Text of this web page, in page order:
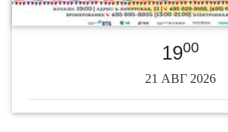
1900
21 АВГ 2026